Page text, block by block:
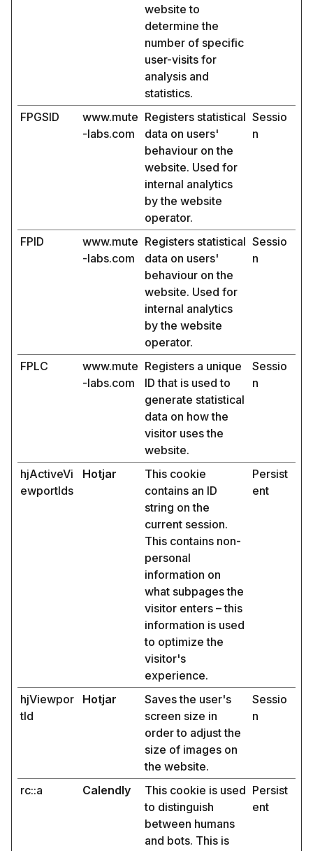
website to
determine the
number of specific
user-visits for
analysis and
statistics.
FPGSID
www.mute
-labs.com
Registers statistical
data on users'
behaviour on the
website. Used for
internal analytics
by the website
operator.
Sessio
n
FPID
www.mute
-labs.com
Registers statistical
data on users'
behaviour on the
website. Used for
internal analytics
by the website
operator.
Sessio
n
FPLC
www.mute
-labs.com
Registers a unique
ID that is used to
generate statistical
data on how the
visitor uses the
website.
Sessio
n
hjActiveVi
ewportIds
Hotjar
This cookie
contains an ID
string on the
current session.
This contains non-
personal
information on
what subpages the
visitor enters – this
information is used
to optimize the
visitor's
experience.
Persist
ent
hjViewpor
tId
Hotjar
Saves the user's
screen size in
order to adjust the
size of images on
the website.
Sessio
n
rc::a Calendly
This cookie is used
to distinguish
between humans
and bots. This is
Persist
ent